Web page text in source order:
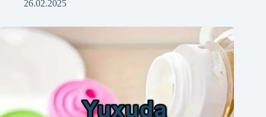
26.02.2025